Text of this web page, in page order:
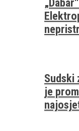
Sudski
je